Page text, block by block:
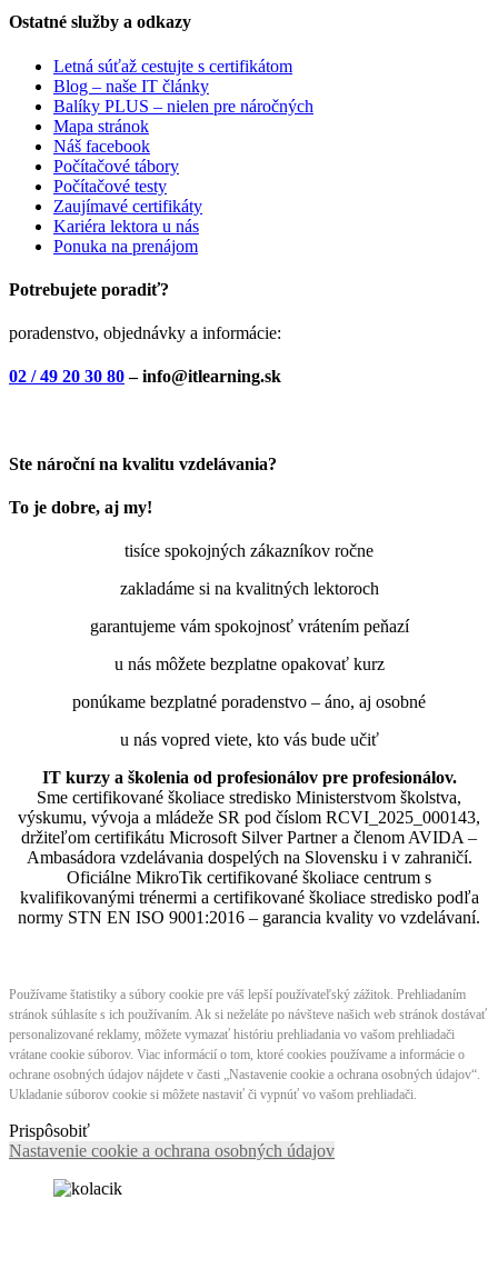
Ostatné služby a odkazy
Letná súťaž cestujte s certifikátom
Blog – naše IT články
Balíky PLUS – nielen pre náročných
Mapa stránok
Náš facebook
Počítačové tábory
Počítačové testy
Zaujímavé certifikáty
Kariéra lektora u nás
Ponuka na prenájom
Potrebujete poradiť?
poradenstvo, objednávky a informácie:
02 / 49 20 30 80– info@itlearning.sk
Ste nároční na kvalitu vzdelávania?
To je dobre, aj my!
tisíce spokojných zákazníkov ročne
zakladáme si na kvalitných lektoroch
garantujeme vám spokojnosť vrátením peňazí
u nás môžete bezplatne opakovať kurz
ponúkame bezplatné poradenstvo – áno, aj osobné
u nás vopred viete, kto vás bude učiť
IT kurzy a školenia od profesionálov pre profesionálov.
Sme certifikované školiace stredisko Ministerstvom školstva,
výskumu, vývoja a mládeže SR pod číslom RCVI_2025_000143,
držiteľom certifikátu Microsoft Silver Partner a členom AVIDA –
Ambasádora vzdelávania dospelých na Slovensku i v zahraničí.​​​​​​​​​​​​​​​​
Oficiálne MikroTik certifikované školiace centrum s
kvalifikovanými trénermi ​​​​​​​​​​a certifikované školiace stredisko podľa
normy STN EN ISO 9001:2016 – garancia kvality vo vzdelávaní.
Používame štatistiky a súbory cookie pre váš lepší používateľský zážitok. Prehliadaním
stránok súhlasíte s ich používaním. Ak si neželáte po návšteve našich web stránok dostávať
personalizované reklamy, môžete vymazať históriu prehliadania vo vašom prehliadači
vrátane cookie súborov. Viac informácií o tom, ktoré cookies používame a informácie o
ochrane osobných údajov nájdete v časti „Nastavenie cookie a ochrana osobných údajov“.
Ukladanie súborov cookie si môžete nastaviť či vypnúť vo vašom prehliadači.
Prispôsobiť
Nastavenie cookie a ochrana osobných údajov